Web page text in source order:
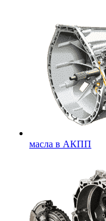
масла в АКПП